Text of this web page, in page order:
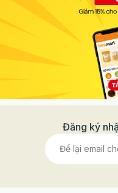
Đăng ký